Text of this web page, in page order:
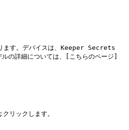
ります。デバイスは、Keeper Secrets
の詳細については、[こちらのページ]
リックします。